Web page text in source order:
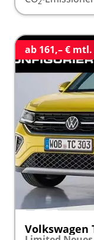
ab 161,– € mtl.
Volkswagen